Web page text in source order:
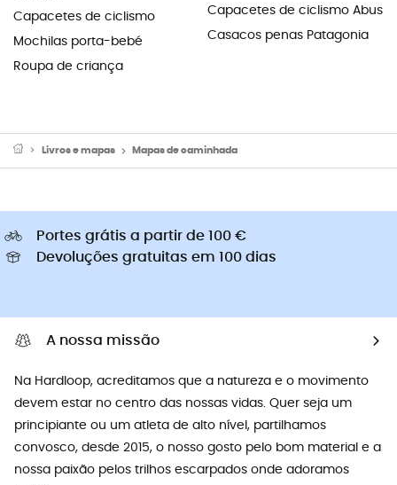
Capacetes de ciclismo
Mochilas porta-bebé
Roupa de criança
Capacetes de ciclismo Abus
Casacos penas Patagonia
Livros e mapas Mapas de caminhada
Portes grátis a partir de 100 €
Devoluções gratuitas em 100 dias
A nossa missão
Na Hardloop, acreditamos que a natureza e o movimento
devem estar no centro das nossas vidas. Quer seja um
principiante ou um atleta de alto nível, partilhamos
convosco, desde 2015, o nosso gosto pelo bom material e a
nossa paixão pelos trilhos escarpados onde adoramos